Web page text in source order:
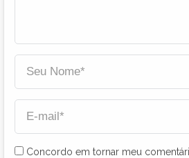
Concordo em tornar meu